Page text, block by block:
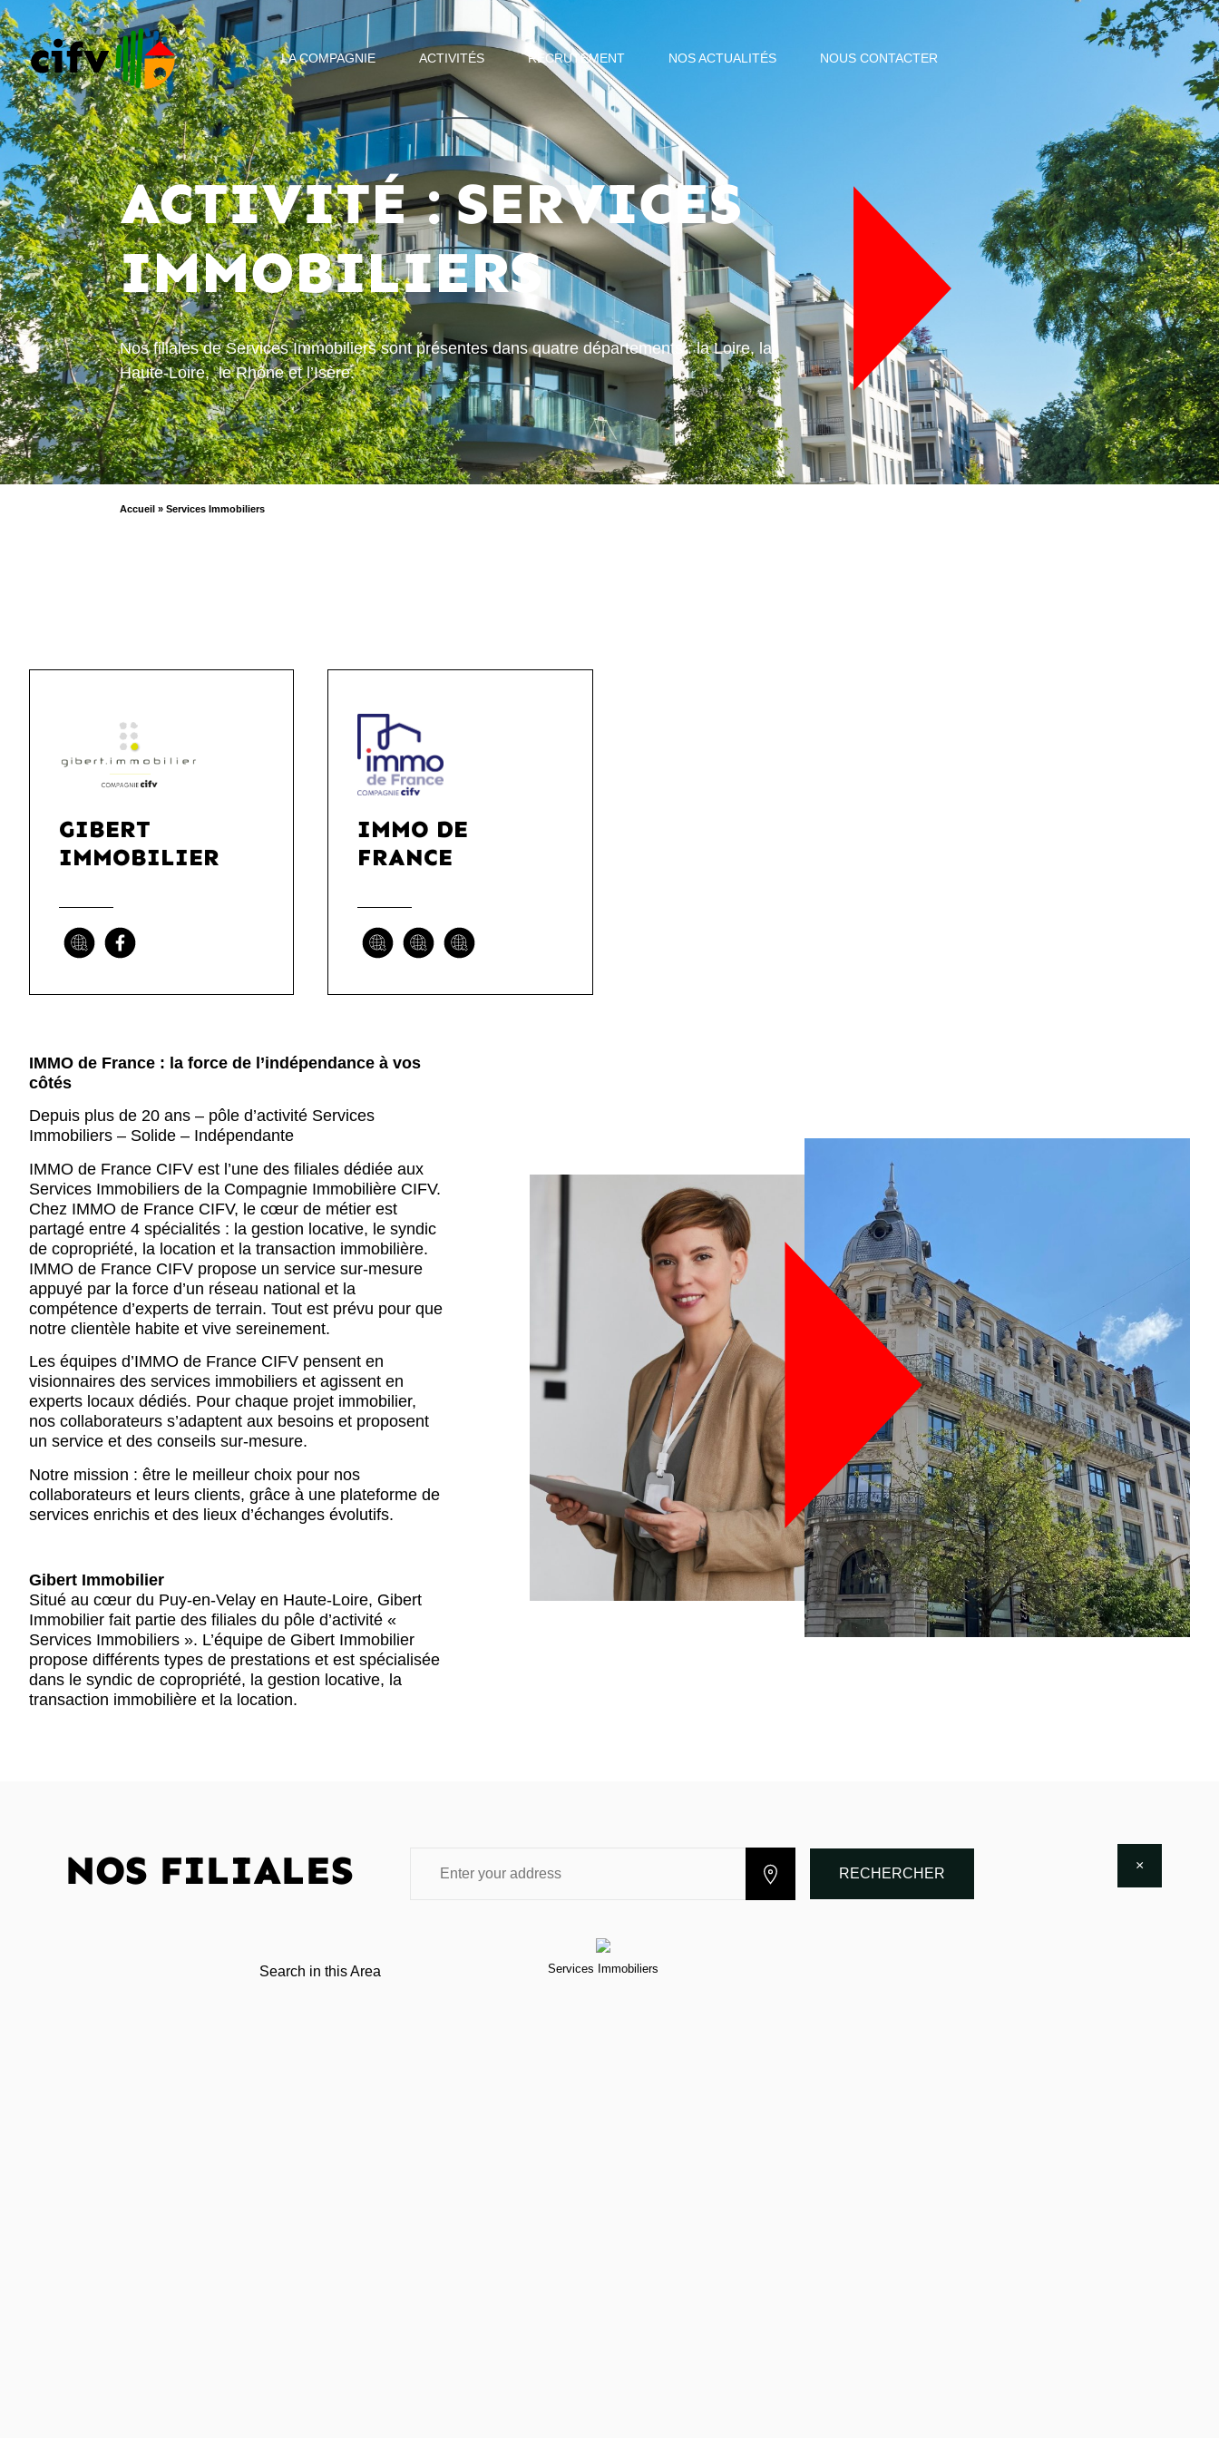
LA COMPAGNIE ACTIVITÉS RECRUTEMENT NOS ACTUALITÉS NOUS CONTACTER
ACTIVITÉ : SERVICES
IMMOBILIERS
Nos filiales de Services Immobiliers sont présentes dans quatre départements : la Loire, la
Haute-Loire, le Rhône et l’Isère.
Accueil » Services Immobiliers
GIBERT
IMMOBILIER
IMMO DE
FRANCE
IMMO de France : la force de l’indépendance à vos
côtés
Depuis plus de 20 ans – pôle d’activité Services
Immobiliers – Solide – Indépendante
IMMO de France CIFV est l’une des filiales dédiée aux
Services Immobiliers de la Compagnie Immobilière CIFV.
Chez IMMO de France CIFV, le cœur de métier est
partagé entre 4 spécialités : la gestion locative, le syndic
de copropriété, la location et la transaction immobilière.
IMMO de France CIFV propose un service sur-mesure
appuyé par la force d’un réseau national et la
compétence d’experts de terrain. Tout est prévu pour que
notre clientèle habite et vive sereinement.
Les équipes d’IMMO de France CIFV pensent en
visionnaires des services immobiliers et agissent en
experts locaux dédiés. Pour chaque projet immobilier,
nos collaborateurs s’adaptent aux besoins et proposent
un service et des conseils sur-mesure.
Notre mission : être le meilleur choix pour nos
collaborateurs et leurs clients, grâce à une plateforme de
services enrichis et des lieux d’échanges évolutifs.
Gibert Immobilier
Situé au cœur du Puy-en-Velay en Haute-Loire, Gibert
Immobilier fait partie des filiales du pôle d’activité «
Services Immobiliers ». L’équipe de Gibert Immobilier
propose différents types de prestations et est spécialisée
dans le syndic de copropriété, la gestion locative, la
transaction immobilière et la location.
NOS FILIALES RECHERCHER
Services Immobiliers
Search in this Area
×